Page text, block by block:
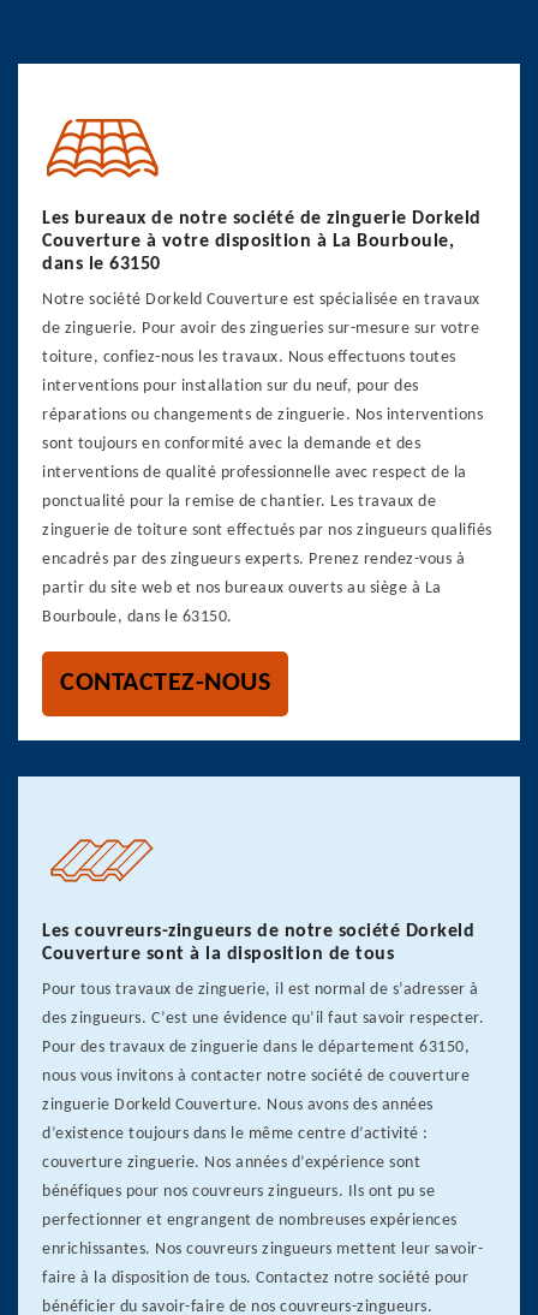
Les bureaux de notre société de zinguerie Dorkeld
Couverture à votre disposition à La Bourboule,
dans le 63150
Notre société Dorkeld Couverture est spécialisée en travaux
de zinguerie. Pour avoir des zingueries sur-mesure sur votre
toiture, confiez-nous les travaux. Nous effectuons toutes
interventions pour installation sur du neuf, pour des
réparations ou changements de zinguerie. Nos interventions
sont toujours en conformité avec la demande et des
interventions de qualité professionnelle avec respect de la
ponctualité pour la remise de chantier. Les travaux de
zinguerie de toiture sont effectués par nos zingueurs qualifiés
encadrés par des zingueurs experts. Prenez rendez-vous à
partir du site web et nos bureaux ouverts au siège à La
Bourboule, dans le 63150.
CONTACTEZ-NOUS
Les couvreurs-zingueurs de notre société Dorkeld
Couverture sont à la disposition de tous
Pour tous travaux de zinguerie, il est normal de s’adresser à
des zingueurs. C’est une évidence qu’il faut savoir respecter.
Pour des travaux de zinguerie dans le département 63150,
nous vous invitons à contacter notre société de couverture
zinguerie Dorkeld Couverture. Nous avons des années
d’existence toujours dans le même centre d’activité :
couverture zinguerie. Nos années d’expérience sont
bénéfiques pour nos couvreurs zingueurs. Ils ont pu se
perfectionner et engrangent de nombreuses expériences
enrichissantes. Nos couvreurs zingueurs mettent leur savoir-
faire à la disposition de tous. Contactez notre société pour
bénéficier du savoir-faire de nos couvreurs-zingueurs.